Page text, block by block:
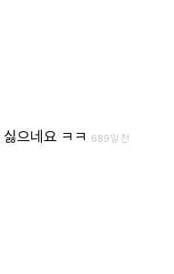
싫으네요 ㅋㅋ 689일 전